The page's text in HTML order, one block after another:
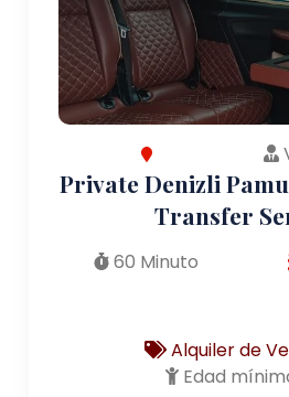
Private Denizli
Transfer
60 Minuto
Alquiler de
Edad